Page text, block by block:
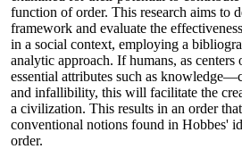
function of order. This research aims to
framework and evaluate the
in a social context, employing a
analytic approach. If humans, as centers
essential attributes such as
and infallibility, this will facilitate the
a civilization. This results in an order
conventional notions found in Hobbes'
order.